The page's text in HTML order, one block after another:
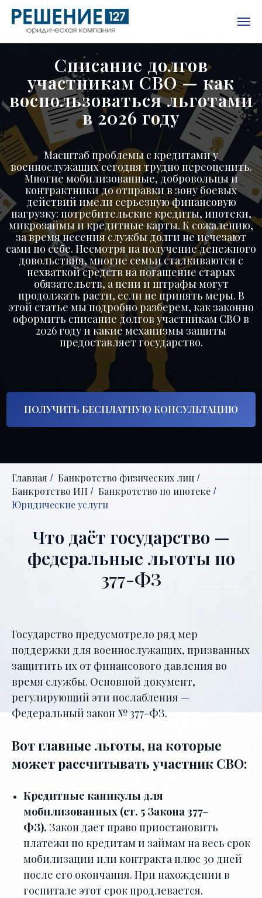
Списание долгов
участникам СВО — как
воспользоваться льготами
в 2026 году
Масштаб проблемы с кредитами у
военнослужащих сегодня трудно переоценить.
Многие мобилизованные, добровольцы и
контрактники до отправки в зону боевых
действий имели серьезную финансовую
нагрузку: потребительские кредиты, ипотеки,
микрозаймы и кредитные карты. К сожалению,
за время несения службы долги не исчезают
сами по себе. Несмотря на получение денежного
довольствия, многие семьи сталкиваются с
нехваткой средств на погашение старых
обязательств, а пени и штрафы могут
продолжать расти, если не принять меры. В
этой статье мы подробно разберем, как законно
оформить списание долгов участникам СВО в
2026 году и какие механизмы защиты
предоставляет государство.
ПОЛУЧИТЬ БЕСПЛАТНУЮ КОНСУЛЬТАЦИЮ
Главная / Банкротство физических лиц /
Банкротство ИП / Банкротство по ипотеке /
Юридические услуги
Что даёт государство —
федеральные льготы по
377-ФЗ
Государство предусмотрело ряд мер
поддержки для военнослужащих, призванных
защитить их от финансового давления во
время службы. Основной документ,
регулирующий эти послабления —
Федеральный закон № 377-ФЗ.
Вот главные льготы, на которые
может рассчитывать участник СВО:
Кредитные каникулы для
мобилизованных (ст. 5 Закона 377-
ФЗ). Закон дает право приостановить
платежи по кредитам и займам на весь срок
мобилизации или контракта плюс 30 дней
после его окончания. При нахождении в
госпитале этот срок продлевается.